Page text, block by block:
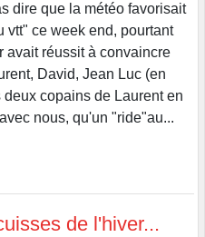
dire que la météo favorisait
vtt" ce week end, pourtant
avait réussit à convaincre
David, Jean Luc (en
deux copains de Laurent en
nous, qu'un "ride"au...
de l'hiver...